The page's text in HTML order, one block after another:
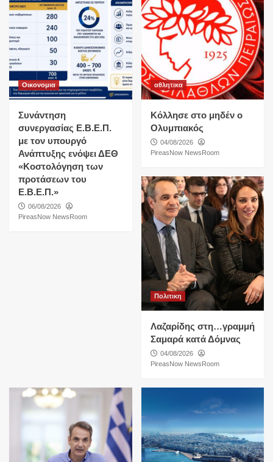
5
Ναυτιλια
O ΟΛΠ προετοιμάζει το έδαφος για
εξαγορές και επέκταση πέρα από τον
λιμάνι του Πειραιά
Οικονομια
Συνάντηση
συνεργασίας Ε.Β.Ε.Π.
με τον υπουργό
Ανάπτυξης ενόψει ΔΕΘ
«Κοστολόγηση των
προτάσεων του
Ε.Β.Ε.Π.»
06/08/2026
PireasNow NewsRoom
αθλητικα
Κόλλησε στο μηδέν ο
Ολυμπιακός
04/08/2026
PireasNow NewsRoom
Πολιτικη
Λαζαρίδης στη…γραμμή
Σαμαρά κατά Δόμνας
04/08/2026
PireasNow NewsRoom